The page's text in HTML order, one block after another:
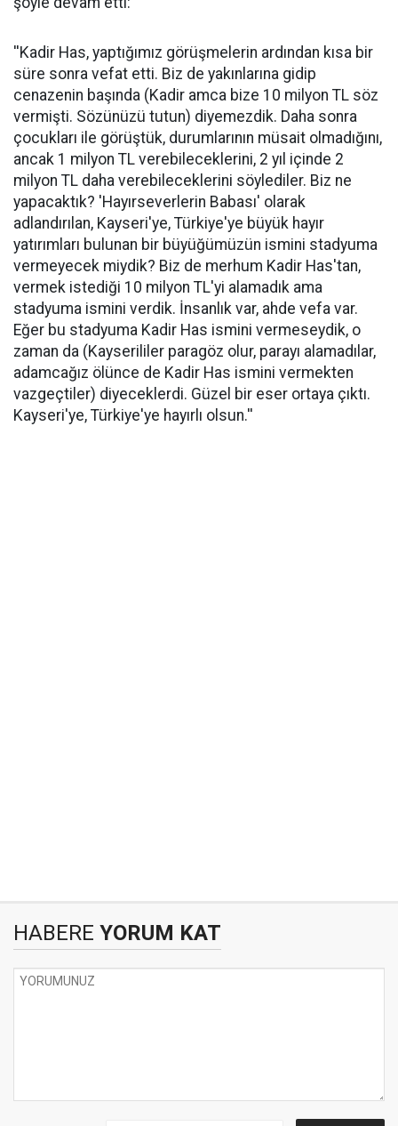
''Kadir Has, yaptığımız görüşmelerin ardından kısa bir
süre sonra vefat etti. Biz de yakınlarına gidip
cenazenin başında (Kadir amca bize 10 milyon TL söz
vermişti. Sözünüzü tutun) diyemezdik. Daha sonra
çocukları ile görüştük, durumlarının müsait olmadığını,
ancak 1 milyon TL verebileceklerini, 2 yıl içinde 2
milyon TL daha verebileceklerini söylediler. Biz ne
yapacaktık? 'Hayırseverlerin Babası' olarak
adlandırılan, Kayseri'ye, Türkiye'ye büyük hayır
yatırımları bulunan bir büyüğümüzün ismini stadyuma
vermeyecek miydik? Biz de merhum Kadir Has'tan,
vermek istediği 10 milyon TL'yi alamadık ama
stadyuma ismini verdik. İnsanlık var, ahde vefa var.
Eğer bu stadyuma Kadir Has ismini vermeseydik, o
zaman da (Kayserililer paragöz olur, parayı alamadılar,
adamcağız ölünce de Kadir Has ismini vermekten
vazgeçtiler) diyeceklerdi. Güzel bir eser ortaya çıktı.
Kayseri'ye, Türkiye'ye hayırlı olsun.''
HABERE YORUM KAT